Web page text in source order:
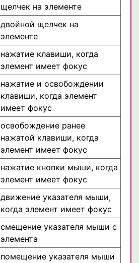
щелчек на элементе
двойной щелчек на
элементе
нажатие клавиши, когда
элемент имеет фокус
нажатие и освобождении
клавиши, когда элемент
имеет фокус
освобождение ранее
нажатой клавиши, когда
элемент имеет фокус
нажатие кнопки мыши, когда
элемент имеет фокус
движение указателя мыши,
когда элемент имеет фокус
смещение указателя мыши с
элемента
помещение указателя мыши